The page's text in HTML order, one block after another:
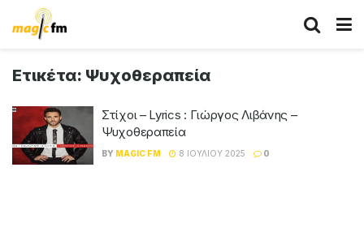
Ετικέτα: Ψυχοθεραπεία
Στίχοι – Lyrics : Γιώργος Λιβάνης –
Ψυχοθεραπεία
BY MAGIC FM 8 ΙΟΥΛΊΟΥ 2025 0